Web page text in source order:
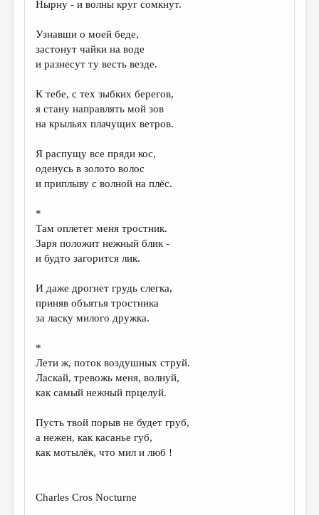
Нырну - и волны круг сомкнут.
Узнавши о моей беде,
застонут чайки на воде
и разнесут ту весть везде.
К тебе, с тех зыбких берегов,
я стану направлять мой зов
на крыльях плачущих ветров.
Я распущу все пряди кос,
оденусь в золото волос
и приплыву с волной на плёс.
*
Там оплетет меня тростник.
Заря положит нежный блик -
и будто загорится лик.
И даже дрогнет грудь слегка,
приняв объятья тростника
за ласку милого дружка.
*
Лети ж, поток воздушных струй.
Ласкай, тревожь меня, волнуй,
как самый нежный прцелуй.
Пусть твой порыв не будет груб,
а нежен, как касанье губ,
как мотылёк, что мил и люб !
Charles Cros Nocturne